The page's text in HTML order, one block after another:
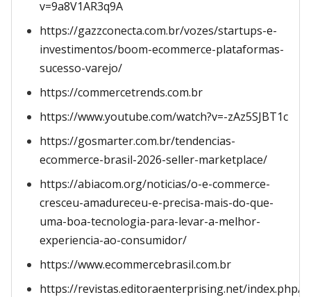
v=9a8V1AR3q9A
https://gazzconecta.com.br/vozes/startups-e-
investimentos/boom-ecommerce-plataformas-
sucesso-varejo/
https://commercetrends.com.br
https://www.youtube.com/watch?v=-zAz5SJBT1c
https://gosmarter.com.br/tendencias-
ecommerce-brasil-2026-seller-marketplace/
https://abiacom.org/noticias/o-e-commerce-
cresceu-amadureceu-e-precisa-mais-do-que-
uma-boa-tecnologia-para-levar-a-melhor-
experiencia-ao-consumidor/
https://www.ecommercebrasil.com.br
https://revistas.editoraenterprising.net/index.php/